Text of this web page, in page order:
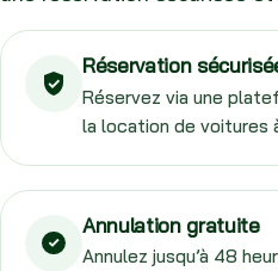
Réservation
Réservez via une
la location de voitures
Annulation gratuite
Annulez jusqu’à 48